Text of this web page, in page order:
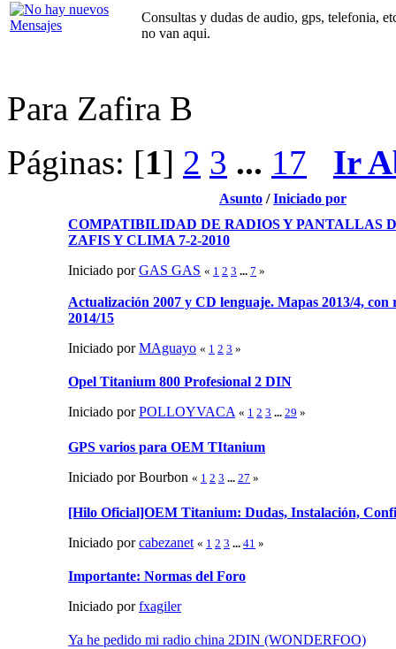
Consultas y dudas de audio, gps, telefonia,
no van aqui.
Para Zafira B
Páginas: [1] 2 3 ... 17 Ir
Asunto /Iniciado por
COMPATIBILIDAD DE RADIOS Y PANTALLAS
ZAFIS Y CLIMA 7-2-2010
Iniciado porGAS GAS « 1 2 3 ... 7 »
Actualización 2007 y CD lenguaje. Mapas 2013/4, con
2014/15
Iniciado porMAguayo « 1 2 3 »
Opel Titanium 800 Profesional 2 DIN
Iniciado porPOLLOYVACA « 1 2 3 ... 29 »
GPS varios para OEM TItanium
Iniciado por Bourbon « 1 2 3 ... 27 »
[Hilo Oficial]OEM Titanium: Dudas, Instalación,
Iniciado porcabezanet « 1 2 3 ... 41 »
Importante: Normas del Foro
Iniciado porfxagiler
Ya he pedido mi radio china 2DIN (WONDERFOO)